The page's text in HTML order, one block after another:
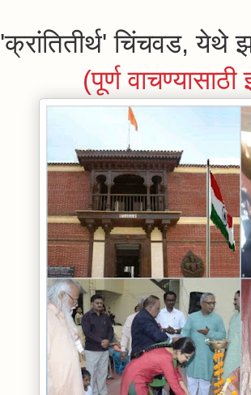
'क्रांतितीर्थ' चिंचवड, येथे
(पूर्ण